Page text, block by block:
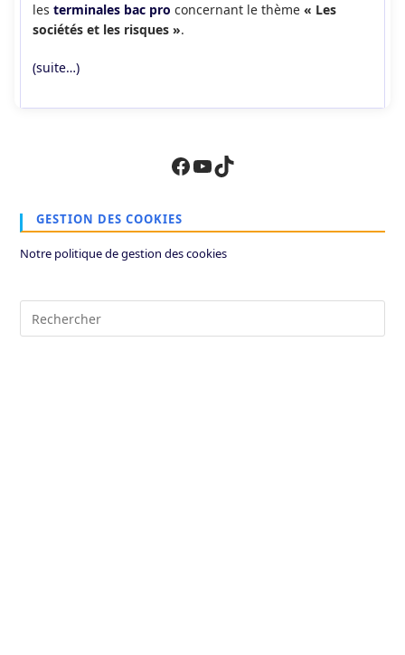
les terminales bac pro concernant le thème « Les
sociétés et les risques ».
(suite…)
Facebook
YouTube
TikTok
GESTION DES COOKIES
Notre politique de gestion des cookies